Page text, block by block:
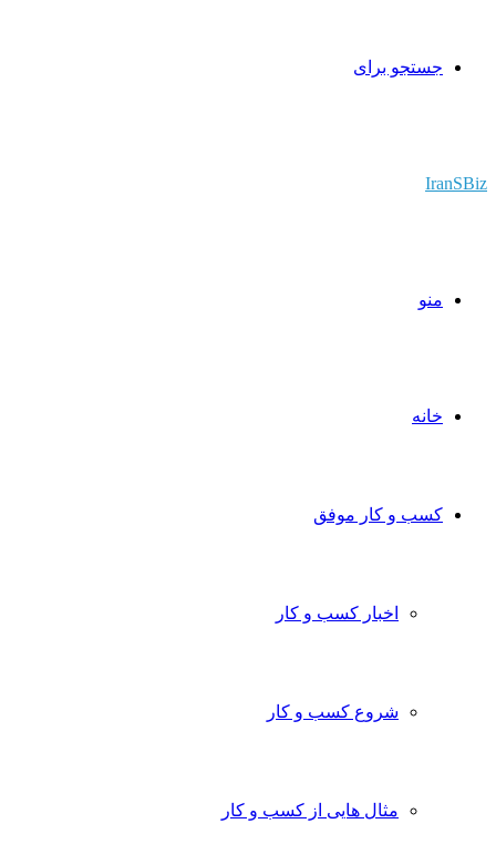
جستجو برای
IranSBiz
منو
خانه
کسب و کار موفق
اخبار کسب و کار
شروع کسب و کار
مثال هایی از کسب و کار